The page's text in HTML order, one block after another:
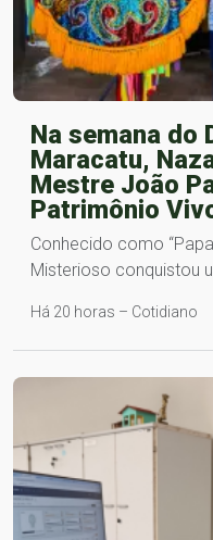
Na semana do
Maracatu,
Mestre João
Patrimônio
Conhecido como
Misterioso conquistou
Há 20 horas – Cotidiano